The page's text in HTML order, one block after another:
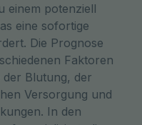
einem potenziell
eine sofortige
Die Prognose
Faktoren
Blutung, der
Versorgung und
In den